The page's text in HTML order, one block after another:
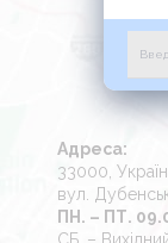
Адреса:
33000,
вул.
ПН. – ПТ.